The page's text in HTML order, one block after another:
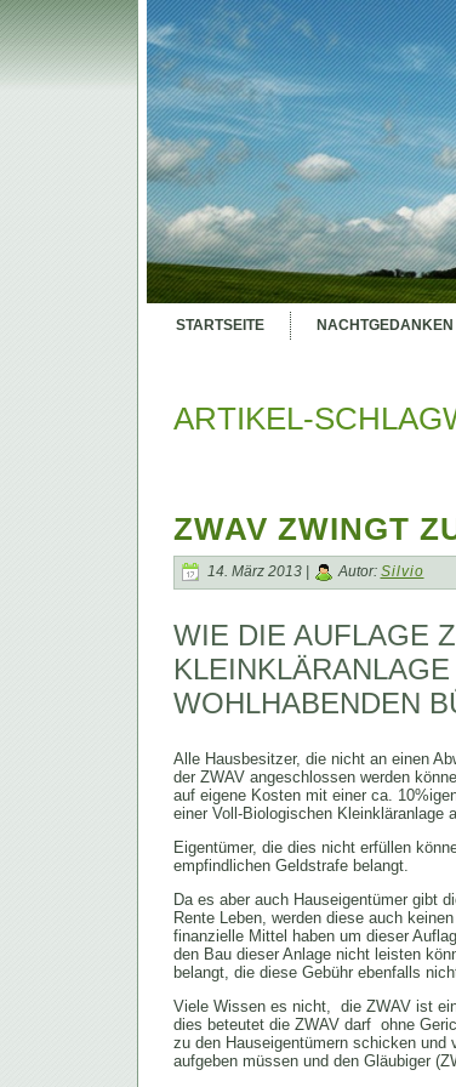
STARTSEITE NACHTGEDANKEN
ARTIKEL-
ZWAV ZWINGT
14. März 2013 | Autor: Silvio
WIE DIE AUFLAGE
WOHLHABENDEN
Alle Hausbesitzer, die nicht an einen
der ZWAV angeschlossen werden
auf eigene Kosten mit einer ca.
einer Voll-Biologischen Kleinkläranlage
Eigentümer, die dies nicht erfüllen
empfindlichen Geldstrafe belangt.
Da es aber auch Hauseigentümer gibt
Rente Leben, werden diese auch
finanzielle Mittel haben um dieser
den Bau dieser Anlage nicht leisten
belangt, die diese Gebühr ebenfalls
Viele Wissen es nicht, die ZWAV ist
dies beteutet die ZWAV darf ohne
zu den Hauseigentümern schicken
aufgeben müssen und den Gläubiger